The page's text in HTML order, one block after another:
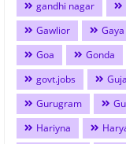
gandhi nagar
Gawlior
Gaya
Goa
Gonda
govt.jobs
Gurugram
Hariyna